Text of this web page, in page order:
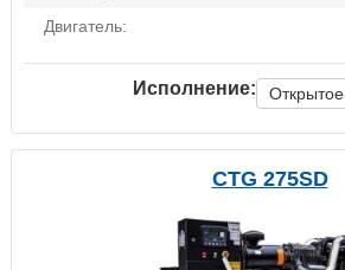
Двигатель:
Исполнение: Открытое
CTG 275SD